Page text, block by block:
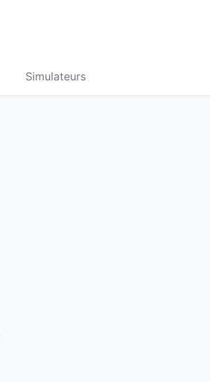
Simulateurs